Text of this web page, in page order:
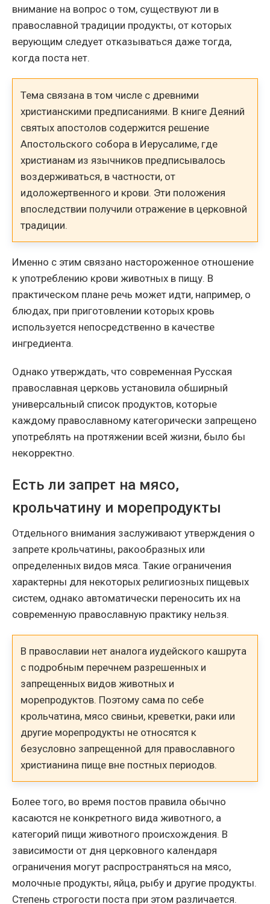
внимание на вопрос о том, существуют ли в
православной традиции продукты, от которых
верующим следует отказываться даже тогда,
когда поста нет.
Тема связана в том числе с древними
христианскими предписаниями. В книге Деяний
святых апостолов содержится решение
Апостольского собора в Иерусалиме, где
христианам из язычников предписывалось
воздерживаться, в частности, от
идоложертвенного и крови. Эти положения
впоследствии получили отражение в церковной
традиции.
Именно с этим связано настороженное отношение
к употреблению крови животных в пищу. В
практическом плане речь может идти, например, о
блюдах, при приготовлении которых кровь
используется непосредственно в качестве
ингредиента.
Однако утверждать, что современная Русская
православная церковь установила обширный
универсальный список продуктов, которые
каждому православному категорически запрещено
употреблять на протяжении всей жизни, было бы
некорректно.
Есть ли запрет на мясо,
крольчатину и морепродукты
Отдельного внимания заслуживают утверждения о
запрете крольчатины, ракообразных или
определенных видов мяса. Такие ограничения
характерны для некоторых религиозных пищевых
систем, однако автоматически переносить их на
современную православную практику нельзя.
В православии нет аналога иудейского кашрута
с подробным перечнем разрешенных и
запрещенных видов животных и
морепродуктов. Поэтому сама по себе
крольчатина, мясо свиньи, креветки, раки или
другие морепродукты не относятся к
безусловно запрещенной для православного
христианина пище вне постных периодов.
Более того, во время постов правила обычно
касаются не конкретного вида животного, а
категорий пищи животного происхождения. В
зависимости от дня церковного календаря
ограничения могут распространяться на мясо,
молочные продукты, яйца, рыбу и другие продукты.
Степень строгости поста при этом различается.